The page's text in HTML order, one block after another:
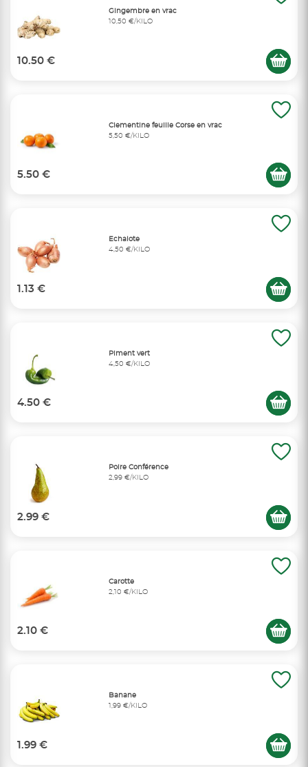
Gingembre en vrac
10,50 €/KILO
10.50 €
Clementine feuille Corse en vrac
5,50 €/KILO
5.50 €
Echalote
4,50 €/KILO
1.13 €
Piment vert
4,50 €/KILO
4.50 €
Poire Conférence
2,99 €/KILO
2.99 €
Carotte
2,10 €/KILO
2.10 €
Banane
1,99 €/KILO
1.99 €